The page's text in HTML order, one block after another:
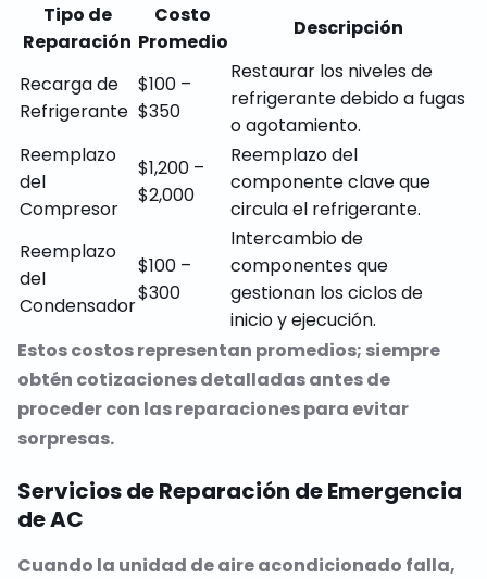
Tipo de
Reparación
Costo
Promedio
Descripción
Recarga de
Refrigerante
$100 –
$350
Restaurar los niveles de
refrigerante debido a fugas
o agotamiento.
Reemplazo
del
Compresor
$1,200 –
$2,000
Reemplazo del
componente clave que
circula el refrigerante.
Reemplazo
del
Condensador
$100 –
$300
Intercambio de
componentes que
gestionan los ciclos de
inicio y ejecución.
Estos costos representan promedios; siempre
obtén cotizaciones detalladas antes de
proceder con las reparaciones para evitar
sorpresas.
Servicios de Reparación de Emergencia
de AC
Cuando la unidad de aire acondicionado falla,